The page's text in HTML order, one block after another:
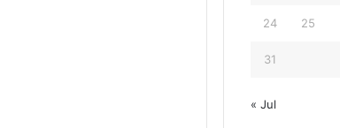
24 25
31
« Jul